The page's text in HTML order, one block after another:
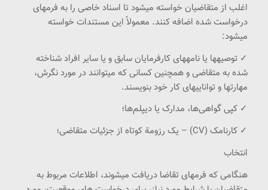
اغلب از متقاضیان خواسته میشود تا اسناد خاصی را به فرمهای
درخواست شده اضافه کنند. معمولاً این مستندات خواسته
میشود:
✓ توصیهها یا نامههای کارفرمایان سابق و یا سایر افراد شناخته
شده به متقاضی و همچنین کسانی که میتوانند در مورد نگرش،
مهارتها و تواناییهای کار خود بنویسند.
✓ کپی گواهی‌ها، مدارک یا دیپلم‌ها؛
✓ کارنامک (CV) – یک رزومة کوتاه از جزئیات متقاضی؛
انتخاب
هنگامی که فرمهای تقاضا دریافت میشوند، اطلاعات مربوط به